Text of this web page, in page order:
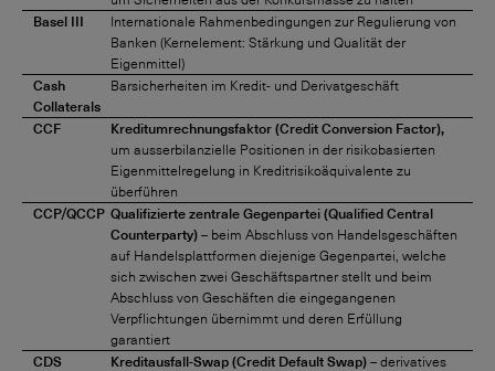
Basel III
Internationale Rahmenbedingungen zur Regulierung von
Banken (Kernelement: Stärkung und Qualität der
Eigenmittel)
Cash
Collaterals
Barsicherheiten im Kredit- und Derivatgeschäft
CCF
Kreditumrechnungsfaktor (Credit Conversion Factor),
um ausserbilanzielle Positionen in der risikobasierten
Eigenmittelregelung in Kreditrisikoäquivalente zu
überführen
CCP/QCCP Qualifizierte zentrale Gegenpartei (Qualified Central
Counterparty)– beim Abschluss von Handelsgeschäften
auf Handelsplattformen diejenige Gegenpartei, welche
sich zwischen zwei Geschäftspartner stellt und beim
Abschluss von Geschäften die eingegangenen
Verpflichtungen übernimmt und deren Erfüllung
garantiert
CDS
Kreditausfall-Swap (Credit Default Swap)– derivatives